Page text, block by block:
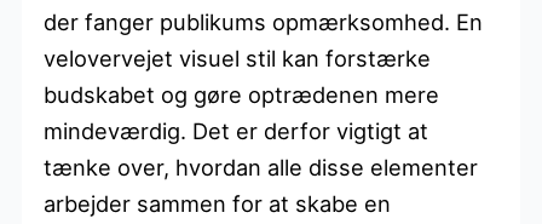
der fanger publikums opmærksomhed. En
velovervejet visuel stil kan forstærke
budskabet og gøre optrædenen mere
mindeværdig. Det er derfor vigtigt at
tænke over, hvordan alle disse elementer
arbejder sammen for at skabe en